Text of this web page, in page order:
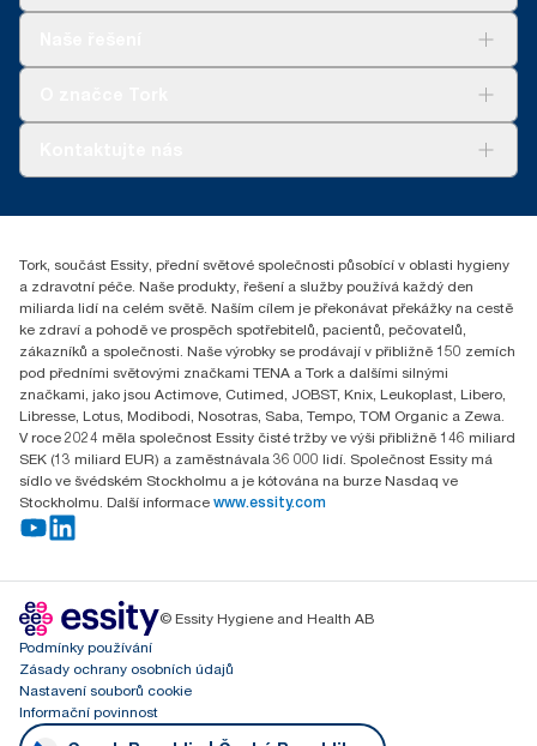
reception.prague@essity.com
Praha 8, Karlin, Sokolovská 100/94
186 00 Česká republika
Tork, součást Essity, přední světové společnosti působící v oblasti hygieny
a zdravotní péče. Naše produkty, řešení a služby používá každý den
miliarda lidí na celém světě. Naším cílem je překonávat překážky na cestě
ke zdraví a pohodě ve prospěch spotřebitelů, pacientů, pečovatelů,
zákazníků a společnosti. Naše výrobky se prodávají v přibližně 150 zemích
pod předními světovými značkami TENA a Tork a dalšími silnými
značkami, jako jsou Actimove, Cutimed, JOBST, Knix, Leukoplast, Libero,
Libresse, Lotus, Modibodi, Nosotras, Saba, Tempo, TOM Organic a Zewa.
V roce 2024 měla společnost Essity čisté tržby ve výši přibližně 146 miliard
SEK (13 miliard EUR) a zaměstnávala 36 000 lidí. Společnost Essity má
sídlo ve švédském Stockholmu a je kótována na burze Nasdaq ve
Stockholmu. Další informace www.essity.com
© Essity Hygiene and Health AB
Podmínky používání
Zásady ochrany osobních údajů
Nastavení souborů cookie
Informační povinnost